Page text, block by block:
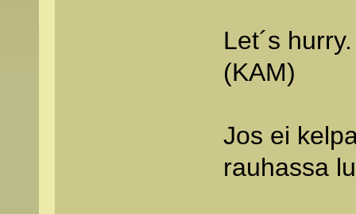
Let´s
(KAM)
Jos ei
rauhassa